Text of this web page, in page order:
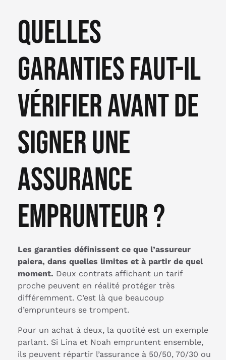
Quelles
garanties faut-il
vérifier avant de
signer une
assurance
emprunteur ?
Les garanties définissent ce que l’assureur
paiera, dans quelles limites et à partir de quel
moment. Deux contrats affichant un tarif
proche peuvent en réalité protéger très
différemment. C’est là que beaucoup
d’emprunteurs se trompent.
Pour un achat à deux, la quotité est un exemple
parlant. Si Lina et Noah empruntent ensemble,
ils peuvent répartir l’assurance à 50/50, 70/30 ou